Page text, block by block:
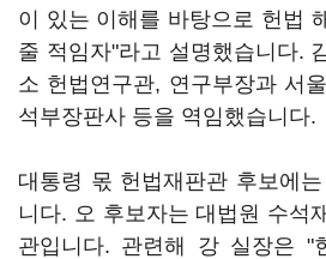
이 있는 이해를 바탕으로 헌법
줄 적임자"라고 설명했습니다.
소 헌법연구관, 연구부장과 서
석부장판사 등을 역임했습니다.
대통령 몫 헌법재판관 후보에
니다. 오 후보자는 대법원 수석
관입니다. 관련해 강 실장은 "